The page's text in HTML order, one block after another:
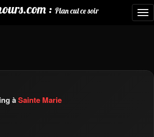
: Plan cul ce soir
àSainte Marie